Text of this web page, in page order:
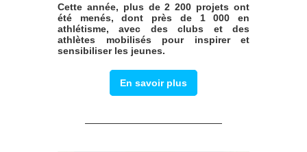
Cette année, plus de 2 200 projets ont
été menés, dont près de 1 000 en
athlétisme, avec des clubs et des
athlètes mobilisés pour inspirer et
sensibiliser les jeunes.
En savoir plus